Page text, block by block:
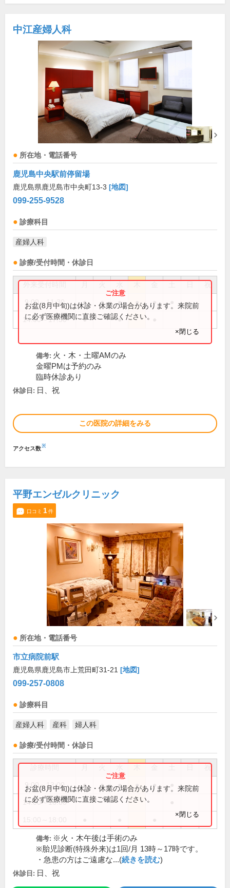
中江産婦人科
所在地・電話番号
鹿児島中央駅前停留場
鹿児島県鹿児島市中央町13-3 [地図]
099-255-9528
診療科目
産婦人科
診療/受付時間・休診日
祝
9:00～11:30 ● ● ● ● ●
14:00～17:30 ● ●
お盆(8月中旬)は休診・休業の場合があります。来院前
に必ず医療機関に直接ご確認ください。
×閉じる
備考: 火・木・土曜AMのみ
金曜PMは予約のみ
臨時休診あり
休診日: 日、祝
この医院の詳細をみる
アクセス数※
平野エンゼルクリニック
口コミ 1件
所在地・電話番号
市立病院前駅
鹿児島県鹿児島市上荒田町31-21 [地図]
099-257-0808
診療科目
産婦人科 産科 婦人科
診療/受付時間・休診日
祝
9:00～13:00 ● ● ● ● ●
14:00～16:00
お盆(8月中旬)は休診・休業の場合があります。来院前
に必ず医療機関に直接ご確認ください。
×閉じる
備考: ※火・木午後は手術のみ
※胎児診断(特殊外来)は1回/月 13時～17時です。
・急患の方はご遠慮な...(続きを読む)
休診日: 日、祝